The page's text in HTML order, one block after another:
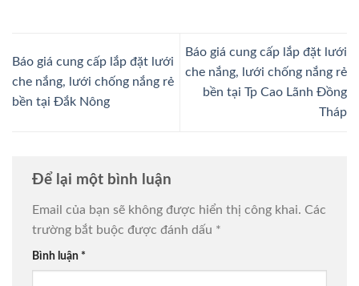
Báo giá cung cấp lắp đặt lưới
che nắng, lưới chống nắng rẻ
bền tại Đắk Nông
Báo giá cung cấp lắp đặt lưới
che nắng, lưới chống nắng rẻ
bền tại Tp Cao Lãnh Đồng
Tháp
Để lại một bình luận
Email của bạn sẽ không được hiển thị công khai. Các
trường bắt buộc được đánh dấu *
Bình luận *